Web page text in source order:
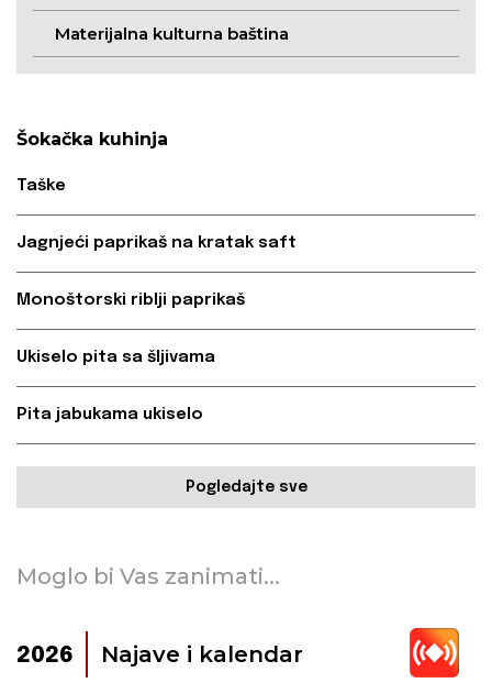
Materijalna kulturna baština
Šokačka kuhinja
Taške
Jagnjeći paprikaš na kratak saft
Monoštorski riblji paprikaš
Ukiselo pita sa šljivama
Pita jabukama ukiselo
Pogledajte sve
Moglo bi Vas zanimati...
2026 Najave i kalendar